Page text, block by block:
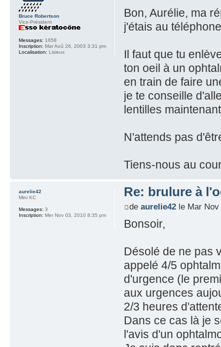
Bon, Aurélie, ma
j'étais au
Il faut que tu
ton oeil à un
en train de faire
je te conseille
lentilles
N'attends pas
Tiens-nous au
Bruce Robertson
Vice-Président
Messages: 1658
Inscription: Mar Aoû 26, 2003 3:31 pm
Localisation: Lisieux
Re: brulure à
de aurelie42le Mar Nov
Bonsoir,
Désolé de ne pas
appelé 4/5
d'urgence (le
aux urgences
2/3 heures
Dans ce cas là je
l'avis d'un
aurelie42
Mini KC
Messages: 3
Inscription: Mer Nov 03, 2010 8:35 pm